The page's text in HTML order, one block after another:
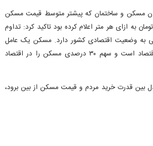
مسکن و ساختمان که پیشتر متوسط قیمت مسکن
۹۰ میلیون تومان به ازای هر متر اعلام کرده بود تاکید کرد: تداوم
به وضعیت اقتصادی کشور دارد. مسکن یک عامل
بسیار تعیین‌کننده در اقتصاد است و سهم ۳۰ درصدی مسکن را در اقتصاد
بین قدرت خرید مردم و قیمت مسکن از بین برود،